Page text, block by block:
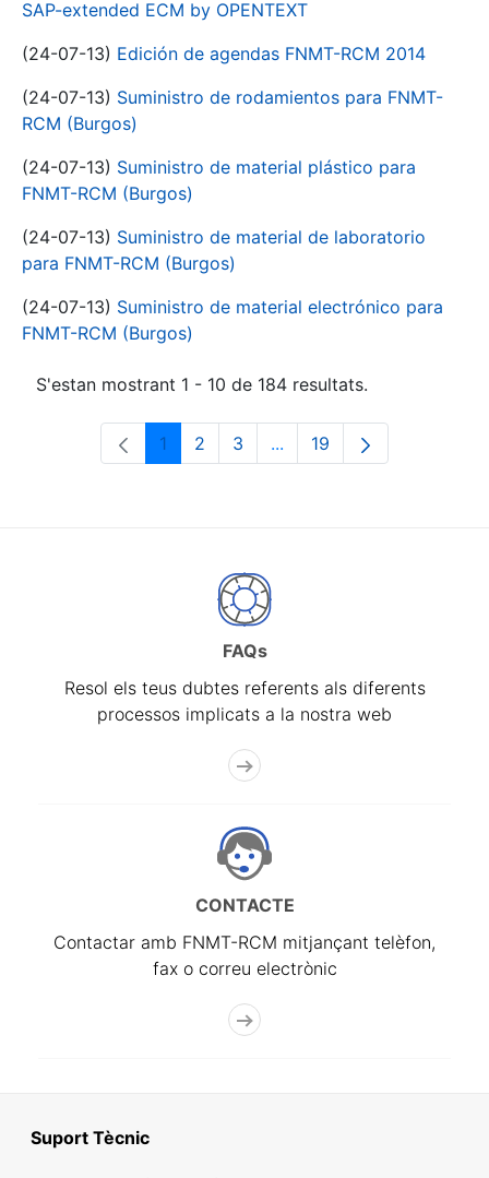
SAP-extended ECM by OPENTEXT
(24-07-13) Edición de agendas FNMT-RCM 2014
(24-07-13) Suministro de rodamientos para FNMT-
RCM (Burgos)
(24-07-13) Suministro de material plástico para
FNMT-RCM (Burgos)
(24-07-13) Suministro de material de laboratorio
para FNMT-RCM (Burgos)
(24-07-13) Suministro de material electrónico para
FNMT-RCM (Burgos)
S'estan mostrant 1 - 10 de 184 resultats.
Pàgina
1 Pàgina
2 Pàgina
3 ...Pàgines intermèdies
Pàgina
19
FAQs
Resol els teus dubtes referents als diferents
processos implicats a la nostra web
CONTACTE
Contactar amb FNMT-RCM mitjançant telèfon,
fax o correu electrònic
Suport Tècnic